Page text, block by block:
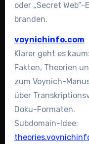
oder „Secret
branden.
voynichinfo.com
Klarer geht es
Fakten, Theorien
zum Voynich-
über
Doku-Formaten.
Subdomain-Idee: